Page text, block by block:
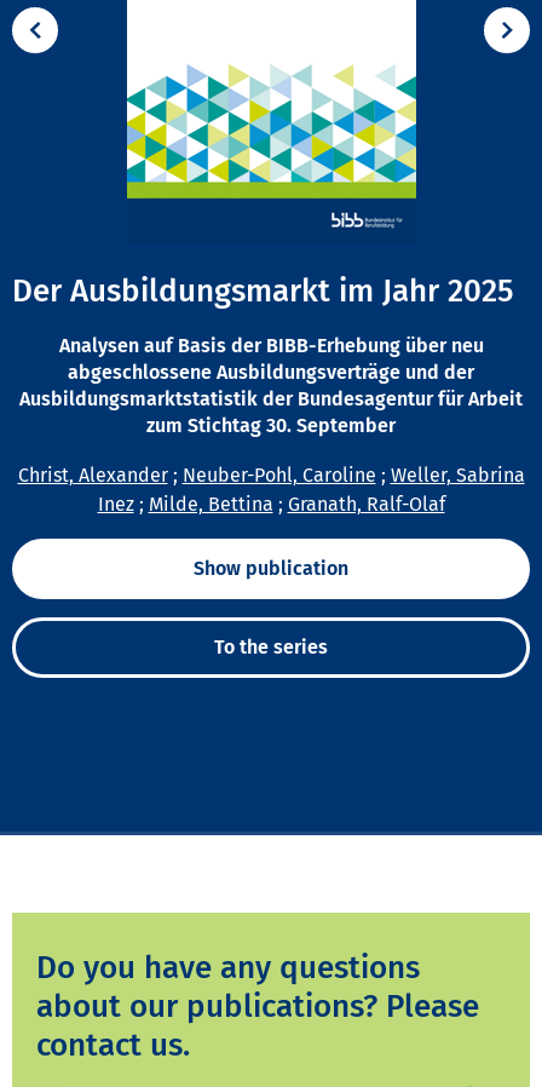
Der Ausbildungsmarkt im Jahr 2025
Analysen auf Basis der BIBB-Erhebung über neu
abgeschlossene Ausbildungsverträge und der
Ausbildungsmarktstatistik der Bundesagentur für Arbeit
zum Stichtag 30. September
Christ, Alexander; Neuber-Pohl, Caroline ; Weller, Sabrina
Inez; Milde, Bettina ; Granath, Ralf-Olaf
Show publication
To the series
Do you have any questions
about our publications? Please
contact us.